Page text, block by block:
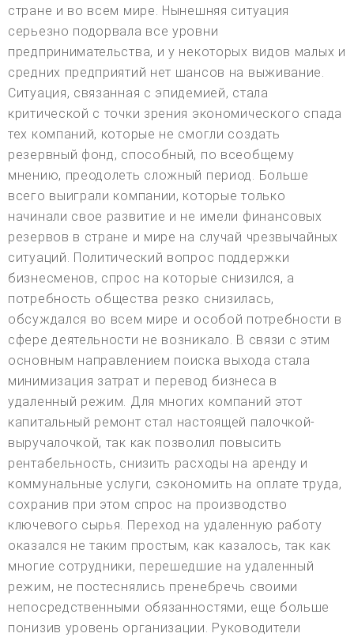
стране и во всем мире. Нынешняя ситуация
серьезно подорвала все уровни
предпринимательства, и у некоторых видов малых и
средних предприятий нет шансов на выживание.
Ситуация, связанная с эпидемией, стала
критической с точки зрения экономического спада
тех компаний, которые не смогли создать
резервный фонд, способный, по всеобщему
мнению, преодолеть сложный период. Больше
всего выиграли компании, которые только
начинали свое развитие и не имели финансовых
резервов в стране и мире на случай чрезвычайных
ситуаций. Политический вопрос поддержки
бизнесменов, спрос на которые снизился, а
потребность общества резко снизилась,
обсуждался во всем мире и особой потребности в
сфере деятельности не возникало. В связи с этим
основным направлением поиска выхода стала
минимизация затрат и перевод бизнеса в
удаленный режим. Для многих компаний этот
капитальный ремонт стал настоящей палочкой-
выручалочкой, так как позволил повысить
рентабельность, снизить расходы на аренду и
коммунальные услуги, сэкономить на оплате труда,
сохранив при этом спрос на производство
ключевого сырья. Переход на удаленную работу
оказался не таким простым, как казалось, так как
многие сотрудники, перешедшие на удаленный
режим, не постеснялись пренебречь своими
непосредственными обязанностями, еще больше
понизив уровень организации. Руководители